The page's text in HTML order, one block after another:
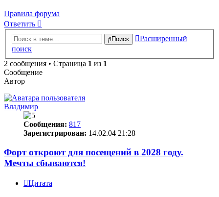
Правила форума
Ответить
Поиск
Расширенный
поиск
2 сообщения • Страница 1 из 1
Сообщение
Автор
Владимир
Сообщения: 817
Зарегистрирован: 14.02.04 21:28
Форт откроют для посещений в 2028 году.
Мечты сбываются!
Цитата